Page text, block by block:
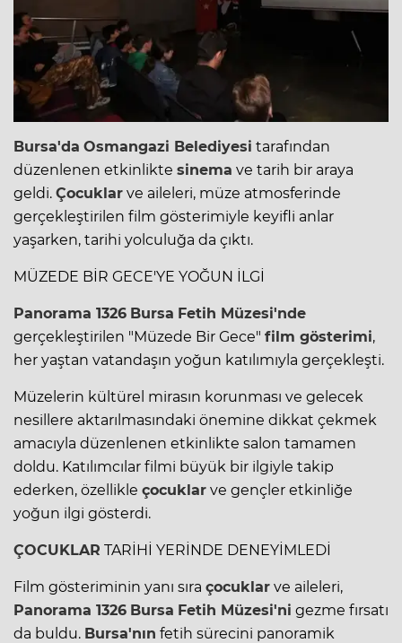
Bursa'da Osmangazi Belediyesi tarafından
düzenlenen etkinlikte sinema ve tarih bir araya
geldi. Çocuklar ve aileleri, müze atmosferinde
gerçekleştirilen film gösterimiyle keyifli anlar
yaşarken, tarihi yolculuğa da çıktı.
MÜZEDE BİR GECE'YE YOĞUN İLGİ
Panorama 1326 Bursa Fetih Müzesi'nde
gerçekleştirilen "Müzede Bir Gece" film gösterimi,
her yaştan vatandaşın yoğun katılımıyla gerçekleşti.
Müzelerin kültürel mirasın korunması ve gelecek
nesillere aktarılmasındaki önemine dikkat çekmek
amacıyla düzenlenen etkinlikte salon tamamen
doldu. Katılımcılar filmi büyük bir ilgiyle takip
ederken, özellikle çocuklar ve gençler etkinliğe
yoğun ilgi gösterdi.
ÇOCUKLAR TARİHİ YERİNDE DENEYİMLEDİ
Film gösteriminin yanı sıra çocuklar ve aileleri,
Panorama 1326 Bursa Fetih Müzesi'ni gezme fırsatı
da buldu. Bursa'nın fetih sürecini panoramik